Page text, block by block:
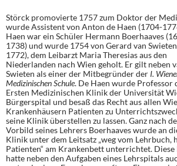
Störck promovierte 1757 zum Doktor der
wurde Assistent von Anton de Haen (1704-
Haen war ein Schüler Hermann Boerhaaves
1738) und wurde 1754 von Gerard van
1772), dem Leibarzt Maria Theresias aus den
Niederlanden nach Wien geholt. Er gilt neben
Swieten als einer der Mitbegründer der I.
Medizinischen Schule. De Haen wurde Professor
Ersten Medizinischen Klinik der Universität
Bürgerspital und besaß das Recht aus allen
Krankenhäusern Patienten zu
seine Klinik überstellen zu lassen. Ganz nach
Vorbild seines Lehrers Boerhaaves wurde an
Klinik unter dem Leitsatz „weg vom Lehrbuch,
Patienten“ am Krankenbett unterrichtet.
hatte neben den Aufgaben eines Lehrspitals